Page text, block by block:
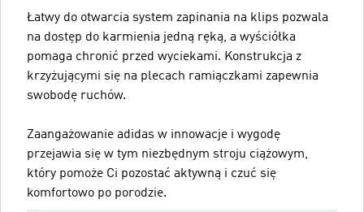
Łatwy do otwarcia system zapinania na klips pozwala
na dostęp do karmienia jedną ręką, a wyściółka
pomaga chronić przed wyciekami. Konstrukcja z
krzyżującymi się na plecach ramiączkami zapewnia
swobodę ruchów.
Zaangażowanie adidas w innowacje i wygodę
przejawia się w tym niezbędnym stroju ciążowym,
który pomoże Ci pozostać aktywną i czuć się
komfortowo po porodzie.